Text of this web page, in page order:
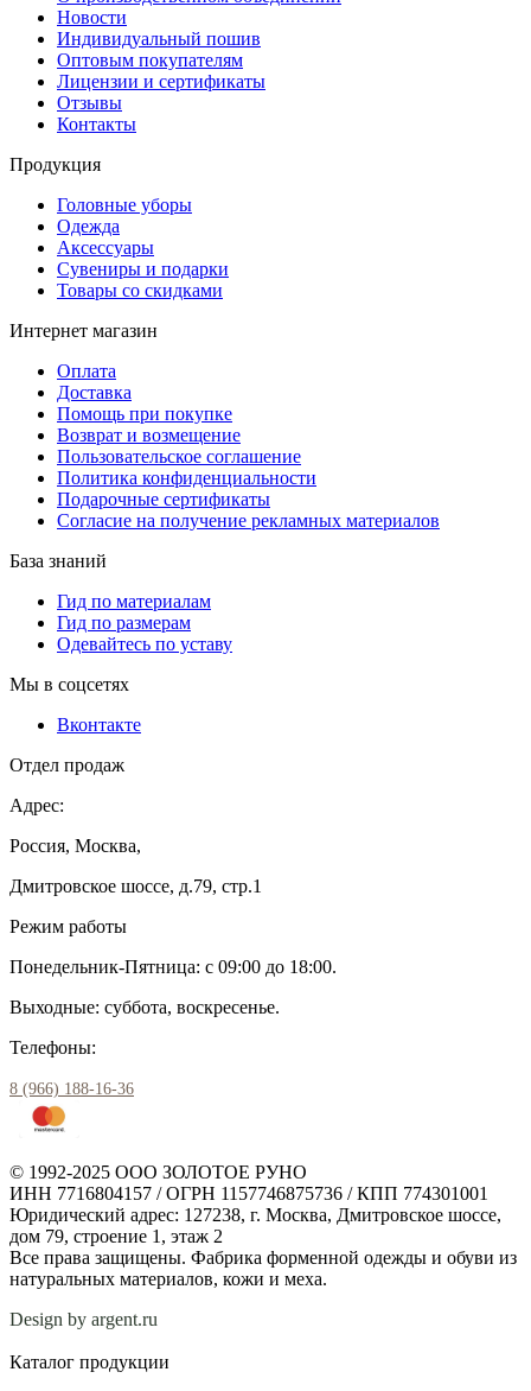
Новости
Индивидуальный пошив
Оптовым покупателям
Лицензии и сертификаты
Отзывы
Контакты
Продукция
Головные уборы
Одежда
Аксессуары
Сувениры и подарки
Товары со скидками
Интернет магазин
Оплата
Доставка
Помощь при покупке
Возврат и возмещение
Пользовательское соглашение
Политика конфиденциальности
Подарочные сертификаты
Согласие на получение рекламных материалов
База знаний
Гид по материалам
Гид по размерам
Одевайтесь по уставу
Мы в соцсетях
Вконтакте
Отдел продаж
Адрес:
Россия, Москва,
Дмитровское шоссе, д.79, стр.1
Режим работы
Понедельник-Пятница: с 09:00 до 18:00.
Выходные: суббота, воскресенье.
Телефоны:
8 (966) 188-16-36
© 1992-2025 ООО ЗОЛОТОЕ РУНО
ИНН 7716804157 / ОГРН 1157746875736 / КПП 774301001
Юридический адрес: 127238, г. Москва, Дмитровское шоссе,
дом 79, строение 1, этаж 2
Все права защищены. Фабрика форменной одежды и обуви из
натуральных материалов, кожи и меха.
Design by argent.ru
Каталог продукции